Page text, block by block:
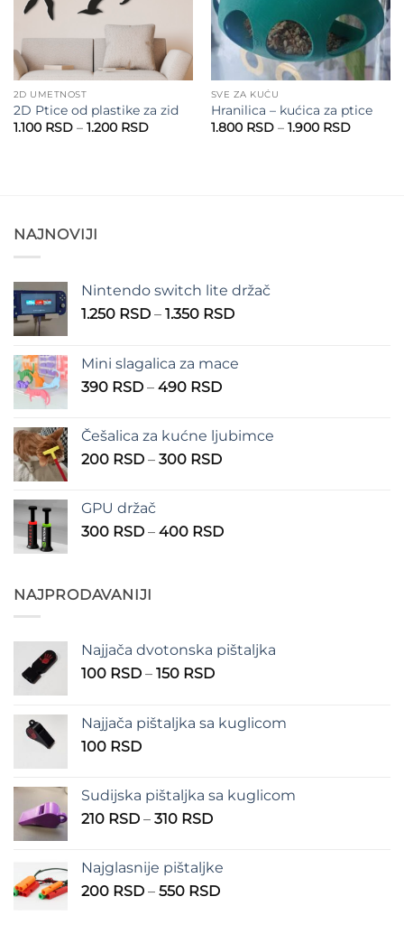
2D UMETNOST
2D Ptice od plastike za zid
1.100 RSD – 1.200 RSDRaspon
SVE ZA KUĆU
Hranilica – kućica za ptice
1.800 RSD – 1.900 RSDRaspon
NAJNOVIJI
Nintendo switch lite držač
1.250 RSD – 1.350 RSDRaspon
1.250 RSD
Mini slagalica za mace
390 RSD – 490 RSDRaspon
390 RSD
do
Češalica za kućne ljubimce
200 RSD – 300 RSDRaspon
do
GPU držač
300 RSD – 400 RSDRaspon
NAJPRODAVANIJI
Najjača dvotonska pištaljka
100 RSD – 150 RSDRaspon
100 RSD
Najjača pištaljka sa kuglicom
100 RSD
Sudijska pištaljka sa kuglicom
210 RSD – 310 RSDRaspon
210 RSD
do
Najglasnije pištaljke
200 RSD – 550 RSDRaspon